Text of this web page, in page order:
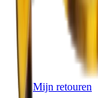
Mijn retouren